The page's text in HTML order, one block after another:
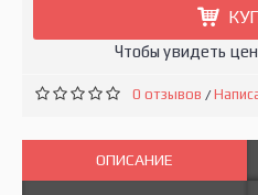
Чтобы увидеть
0 отзывов /
ОПИСАНИЕ